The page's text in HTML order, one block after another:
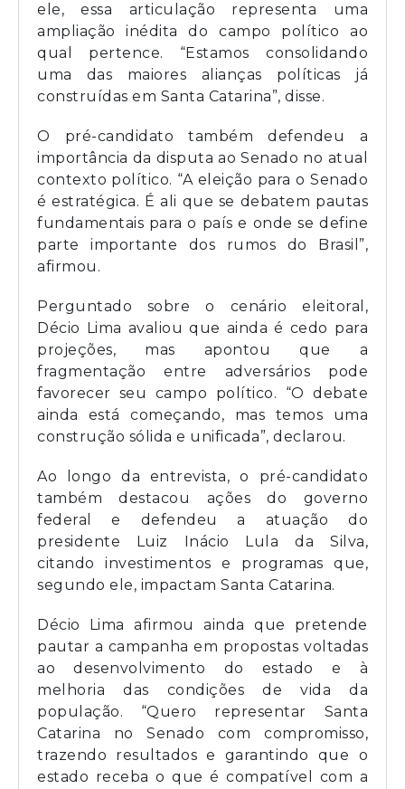
ele, essa articulação representa uma
ampliação inédita do campo político ao
qual pertence. “Estamos consolidando
uma das maiores alianças políticas já
construídas em Santa Catarina”, disse.
O pré-candidato também defendeu a
importância da disputa ao Senado no atual
contexto político. “A eleição para o Senado
é estratégica. É ali que se debatem pautas
fundamentais para o país e onde se define
parte importante dos rumos do Brasil”,
afirmou.
Perguntado sobre o cenário eleitoral,
Décio Lima avaliou que ainda é cedo para
projeções, mas apontou que a
fragmentação entre adversários pode
favorecer seu campo político. “O debate
ainda está começando, mas temos uma
construção sólida e unificada”, declarou.
Ao longo da entrevista, o pré-candidato
também destacou ações do governo
federal e defendeu a atuação do
presidente Luiz Inácio Lula da Silva,
citando investimentos e programas que,
segundo ele, impactam Santa Catarina.
Décio Lima afirmou ainda que pretende
pautar a campanha em propostas voltadas
ao desenvolvimento do estado e à
melhoria das condições de vida da
população. “Quero representar Santa
Catarina no Senado com compromisso,
trazendo resultados e garantindo que o
estado receba o que é compatível com a